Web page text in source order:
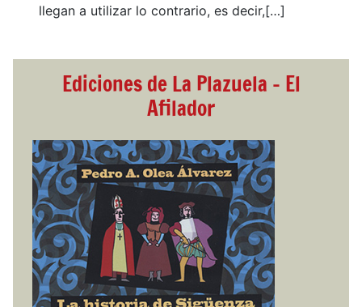
llegan a utilizar lo contrario, es decir,[…]
Ediciones de La Plazuela - El
Afilador